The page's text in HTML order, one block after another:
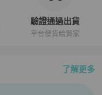
驗證通過出貨
平台發貨給買家
了解更多
程介紹